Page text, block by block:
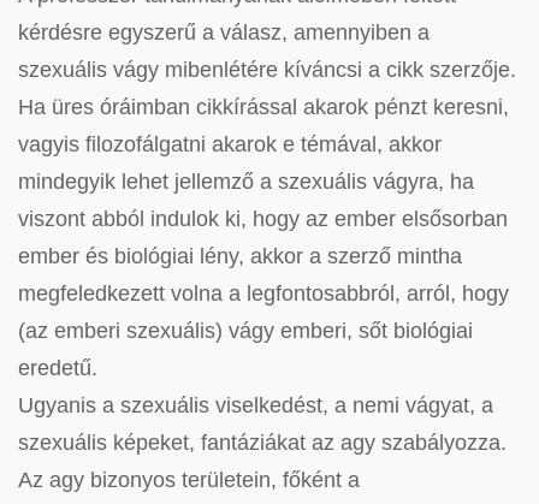
kérdésre egyszerű a válasz, amennyiben a
szexuális vágy mibenlétére kíváncsi a cikk szerzője.
Ha üres óráimban cikkírással akarok pénzt keresni,
vagyis filozofálgatni akarok e témával, akkor
mindegyik lehet jellemző a szexuális vágyra, ha
viszont abból indulok ki, hogy az ember elsősorban
ember és biológiai lény, akkor a szerző mintha
megfeledkezett volna a legfontosabbról, arról, hogy
(az emberi szexuális) vágy emberi, sőt biológiai
eredetű.
Ugyanis a szexuális viselkedést, a nemi vágyat, a
szexuális képeket, fantáziákat az agy szabályozza.
Az agy bizonyos területein, főként a